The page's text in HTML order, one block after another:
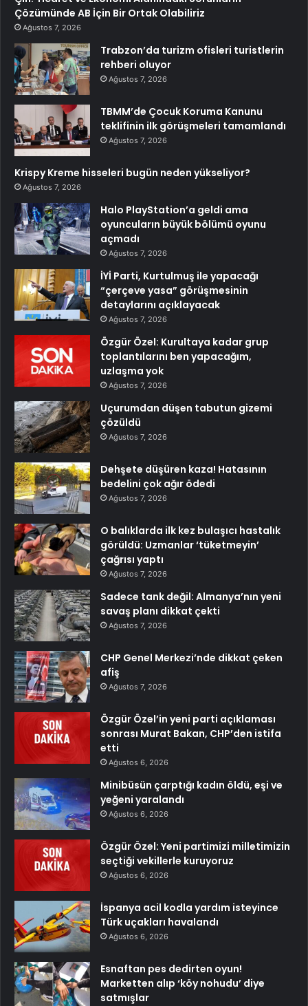
Çözümünde AB İçin Bir Ortak Olabiliriz
Ağustos 7, 2026
Trabzon’da turizm ofisleri turistlerin
rehberi oluyor
Ağustos 7, 2026
TBMM’de Çocuk Koruma Kanunu
teklifinin ilk görüşmeleri tamamlandı
Ağustos 7, 2026
Krispy Kreme hisseleri bugün neden yükseliyor?
Ağustos 7, 2026
Halo PlayStation’a geldi ama
oyuncuların büyük bölümü oyunu
açmadı
Ağustos 7, 2026
İYİ Parti, Kurtulmuş ile yapacağı
“çerçeve yasa” görüşmesinin
detaylarını açıklayacak
Ağustos 7, 2026
Özgür Özel: Kurultaya kadar grup
toplantılarını ben yapacağım,
uzlaşma yok
Ağustos 7, 2026
Uçurumdan düşen tabutun gizemi
çözüldü
Ağustos 7, 2026
Dehşete düşüren kaza! Hatasının
bedelini çok ağır ödedi
Ağustos 7, 2026
O balıklarda ilk kez bulaşıcı hastalık
görüldü: Uzmanlar ‘tüketmeyin’
çağrısı yaptı
Ağustos 7, 2026
Sadece tank değil: Almanya’nın yeni
savaş planı dikkat çekti
Ağustos 7, 2026
CHP Genel Merkezi’nde dikkat çeken
afiş
Ağustos 7, 2026
Özgür Özel’in yeni parti açıklaması
sonrası Murat Bakan, CHP’den istifa
etti
Ağustos 6, 2026
Minibüsün çarptığı kadın öldü, eşi ve
yeğeni yaralandı
Ağustos 6, 2026
Özgür Özel: Yeni partimizi milletimizin
seçtiği vekillerle kuruyoruz
Ağustos 6, 2026
İspanya acil kodla yardım isteyince
Türk uçakları havalandı
Ağustos 6, 2026
Esnaftan pes dedirten oyun!
Marketten alıp ‘köy nohudu’ diye
satmışlar